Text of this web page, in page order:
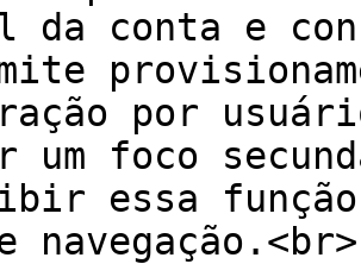
da conta e
por
um foco
essa
navegação.<br>